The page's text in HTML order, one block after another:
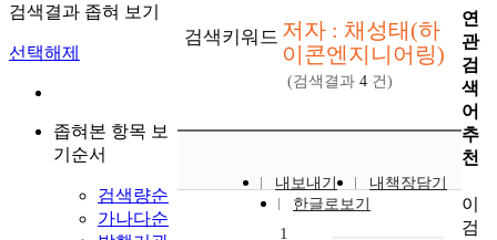
검색결과 좁혀 보기
선택해제
좁혀본 항목 보
기순서
검색량순
가나다순
검색키워드 저자 : 채성태(하
이콘엔지니어링)
(검색결과 4 건)
내보내기
내책장담기
한글로보기
1
연
관
검
색
어
추
천
이
검